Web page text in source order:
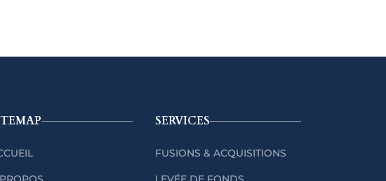
SERVICES
FUSIONS & ACQUISITIONS